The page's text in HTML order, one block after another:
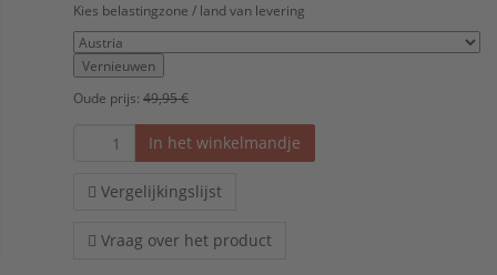
Kies belastingzone / land van levering
Vernieuwen
Oude prijs: 49,95 €
In het winkelmandje
Vergelijkingslijst
Vraag over het product